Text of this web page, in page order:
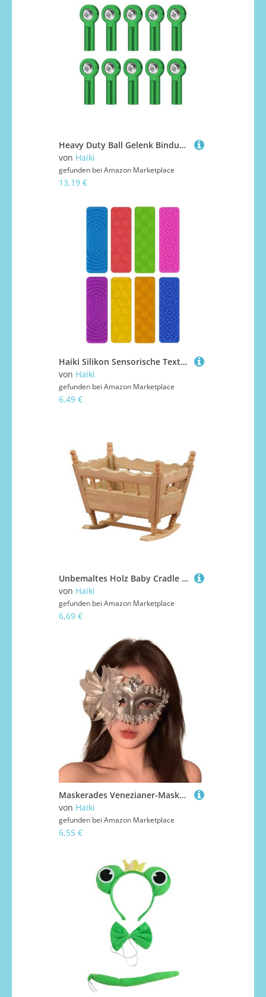
Heavy Duty Ball Gelenk Bindungsstabkopf Mit 360 Grad Rotation Für Fernsteuerspielzeug Leichtes Aluminiumverknüpfung
von Haiki
gefunden bei Amazon Marketplace
13,19 €
Haiki Silikon Sensorische Texturoberflächen Spannung Reduzieren Sie Saugbecher Spielzeug Für Büro Badezimmer Kreatives Spielset Für Kinder Silikon Sensorisches Spielzeug
von Haiki
gefunden bei Amazon Marketplace
6,49 €
Unbemaltes Holz Baby Cradle Model Figur Spielzeug Für 1/12 Skala Puppenhaus Szene Gebäude Und Kindergartenausstellung Decors Doll House Accessoires
von Haiki
gefunden bei Amazon Marketplace
6,69 €
Maskerades Venezianer-Maske, Glitzer, halbes Gesicht, Augenmaske für Halloween, Ball, Cosplay, Aufführungen, Maskeraden für Damen und Herren
von Haiki
gefunden bei Amazon Marketplace
6,55 €